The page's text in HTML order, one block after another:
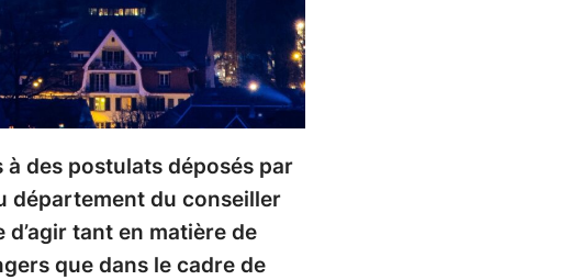
des postulats déposés par
département du conseiller
tant en matière de
que dans le cadre de